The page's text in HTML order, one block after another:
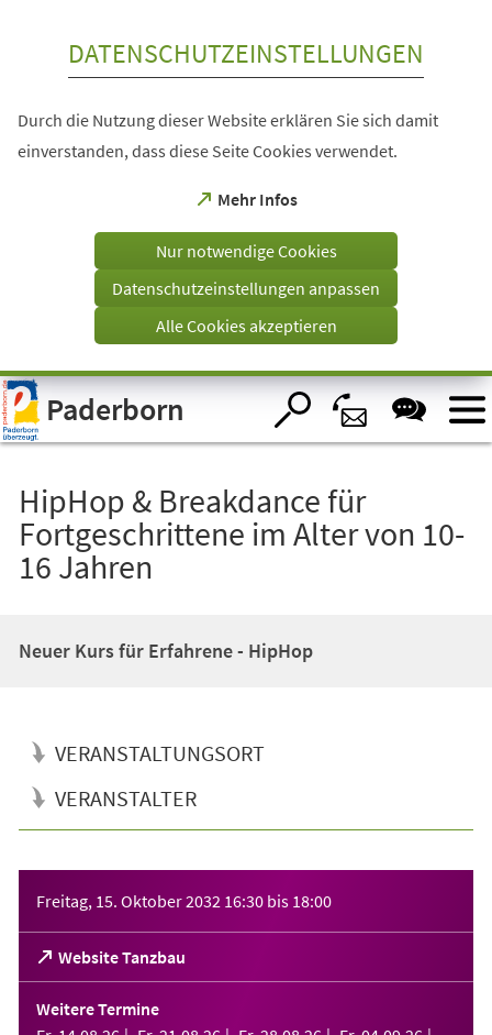
Visuelle
Assistenzsoftware
öffnen.
DATENSCHUTZEINSTELLUNGEN
Durch die Nutzung dieser Website erklären Sie sich damit
einverstanden, dass diese Seite Cookies verwendet.
Mehr Infos
(Öffnet
einem
Tab)
Nur notwendige Cookies
Datenschutzeinstellungen anpassen
Alle Cookies akzeptieren
Paderborn
HipHop & Breakdance für
Fortgeschrittene im Alter von 10-
16 Jahren
Neuer Kurs für Erfahrene - HipHop
VERANSTALTUNGSORT
VERANSTALTER
Freitag, 15. Oktober 2032 16:30 bis 18:00
Website Tanzbau
(Öffnet
in
einem
neuen
Weitere Termine